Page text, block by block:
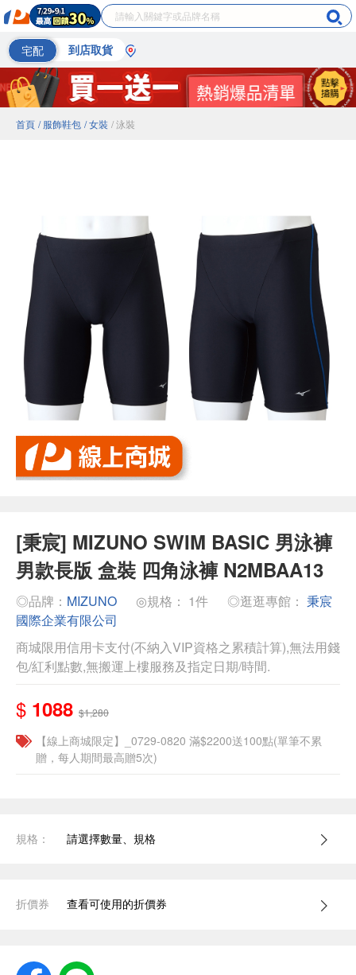
宅配 到店取貨
首頁 / 服飾鞋包 / 女裝 / 泳裝
[秉宸] MIZUNO SWIM BASIC 男泳褲
男款長版 盒裝 四角泳褲 N2MBAA13
◎品牌： MIZUNO ◎規格： 1件 ◎逛逛專館： 秉宸
國際企業有限公司
商城限用信用卡支付(不納入VIP資格之累積計算),無法用錢
包/紅利點數,無搬運上樓服務及指定日期/時間.
$ 1088 $1,280
【線上商城限定】_0729-0820 滿$2200送100點(單筆不累
贈，每人期間最高贈5次)
規格： 請選擇數量、規格
折價券 查看可使用的折價券